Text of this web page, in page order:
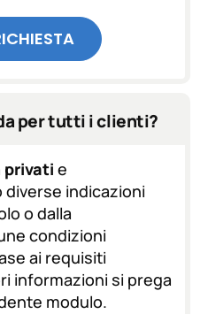
per tutti i clienti?
privati e
diverse indicazioni
o dalla
condizioni
ai requisiti
informazioni si prega
modulo.